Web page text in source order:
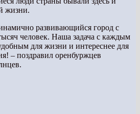
жизни.
развивающийся город с
человек. Наша задача с каждым
для жизни и интереснее для
– поздравил оренбуржцев